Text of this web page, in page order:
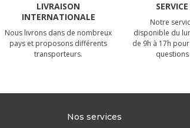
LIVRAISON
INTERNATIONALE
Nous livrons dans de nombreux
pays et proposons différents
transporteurs.
Notre
disponible du
de 9h à 17h
Nos services